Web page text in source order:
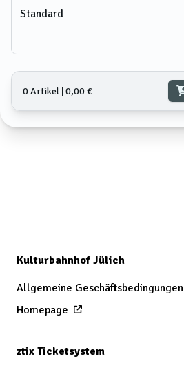
Standard
0 Artikel 0,00 €
Kulturbahnhof Jülich
Allgemeine Geschäftsbedingungen
Homepage
ztix Ticketsystem